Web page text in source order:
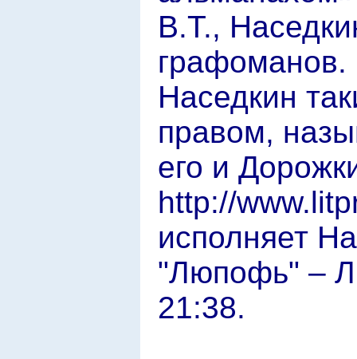
В.Т.,
графоманов.
Наседкин
правом,
его и
http://
исполняет
"Люпофь" –
21:38.